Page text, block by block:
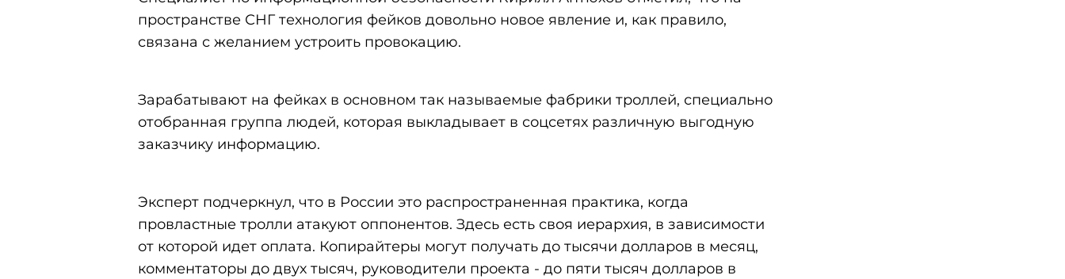
пространстве СНГ технология фейков довольно новое явление и, как правило,
связана с желанием устроить провокацию.
Зарабатывают на фейках в основном так называемые фабрики троллей, специально
отобранная группа людей, которая выкладывает в соцсетях различную выгодную
заказчику информацию.
Эксперт подчеркнул, что в России это распространенная практика, когда
провластные тролли атакуют оппонентов. Здесь есть своя иерархия, в зависимости
от которой идет оплата. Копирайтеры могут получать до тысячи долларов в месяц,
комментаторы до двух тысяч, руководители проекта - до пяти тысяч долларов в